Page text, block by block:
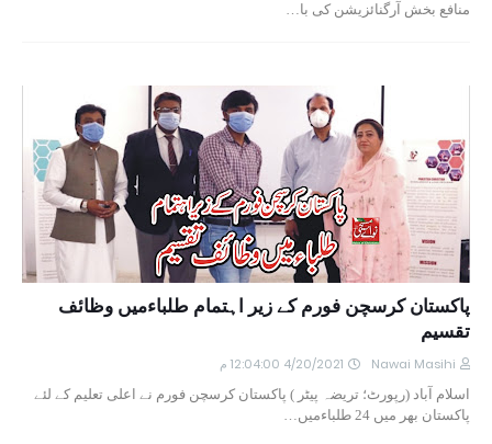
منافع بخش آرگنائزیشن کی با…
پاکستان کرسچن فورم کے زیر اہتمام طلباءمیں وظائف
تقسیم
Nawai Masihi 4/20/2021 12:04:00 م
اسلام آباد (رپورٹ؛ تریضہ پیٹر ) پاکستان کرسچن فورم نے اعلی تعلیم کے لئے
پاکستان بھر میں 24 طلباءمیں…